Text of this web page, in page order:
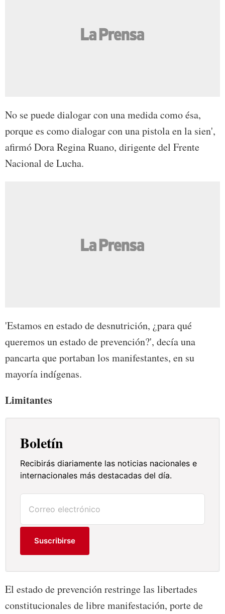
No se puede dialogar con una medida como ésa,
porque es como dialogar con una pistola en la sien',
afirmó Dora Regina Ruano, dirigente del Frente
Nacional de Lucha.
'Estamos en estado de desnutrición, ¿para qué
queremos un estado de prevención?', decía una
pancarta que portaban los manifestantes, en su
mayoría indígenas.
Limitantes
Boletín
Recibirás diariamente las noticias nacionales e
internacionales más destacadas del día.
Suscribirse
El estado de prevención restringe las libertades
constitucionales de libre manifestación, porte de